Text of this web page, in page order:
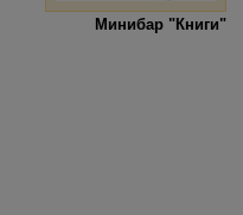
Минибар "Книги"